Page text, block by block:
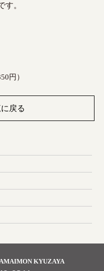
す。
円）
戻る
KYUZAYA